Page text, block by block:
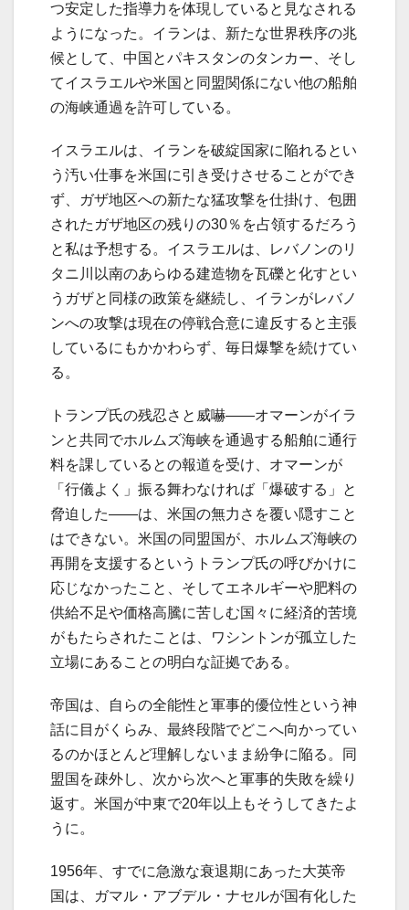
つ安定した指導力を体現していると見なされる
ようになった。イランは、新たな世界秩序の兆
候として、中国とパキスタンのタンカー、そし
てイスラエルや米国と同盟関係にない他の船舶
の海峡通過を許可している。
イスラエルは、イランを破綻国家に陥れるとい
う汚い仕事を米国に引き受けさせることができ
ず、ガザ地区への新たな猛攻撃を仕掛け、包囲
されたガザ地区の残りの30％を占領するだろう
と私は予想する。イスラエルは、レバノンのリ
タニ川以南のあらゆる建造物を瓦礫と化すとい
うガザと同様の政策を継続し、イランがレバノ
ンへの攻撃は現在の停戦合意に違反すると主張
しているにもかかわらず、毎日爆撃を続けてい
る。
トランプ氏の残忍さと威嚇――オマーンがイラ
ンと共同でホルムズ海峡を通過する船舶に通行
料を課しているとの報道を受け、オマーンが
「行儀よく」振る舞わなければ「爆破する」と
脅迫した――は、米国の無力さを覆い隠すこと
はできない。米国の同盟国が、ホルムズ海峡の
再開を支援するというトランプ氏の呼びかけに
応じなかったこと、そしてエネルギーや肥料の
供給不足や価格高騰に苦しむ国々に経済的苦境
がもたらされたことは、ワシントンが孤立した
立場にあることの明白な証拠である。
帝国は、自らの全能性と軍事的優位性という神
話に目がくらみ、最終段階でどこへ向かってい
るのかほとんど理解しないまま紛争に陥る。同
盟国を疎外し、次から次へと軍事的失敗を繰り
返す。米国が中東で20年以上もそうしてきたよ
うに。
1956年、すでに急激な衰退期にあった大英帝
国は、ガマル・アブデル・ナセルが国有化した